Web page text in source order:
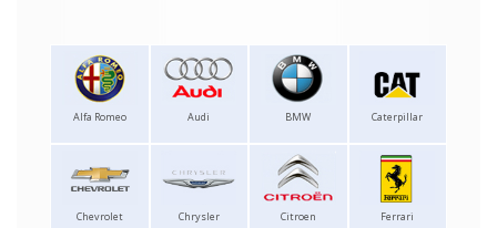
Alfa Romeo Audi BMW Caterpillar
Chevrolet Chrysler Citroen Ferrari